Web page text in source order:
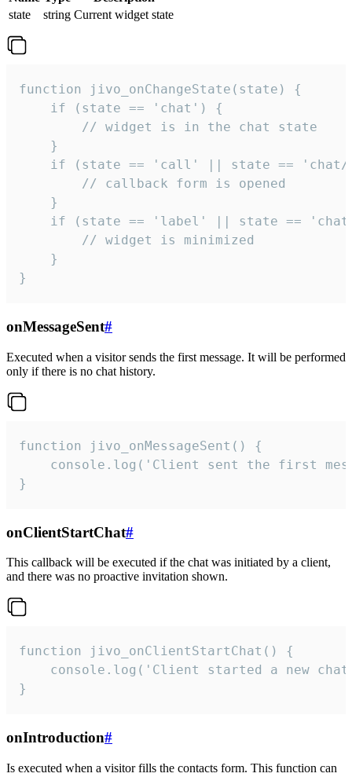
state
string Current widget state
function jivo_onChangeState(state) {
    if (state == 'chat') {
        // widget is in the chat state
    }
if (state == 'call' || state ==
        // callback form is opened
    }
if (state == 'label' || state ==
        // widget is minimized
    }
}
onMessageSent#
Executed when a visitor sends the first message. It will be performed
only if there is no chat history.
function jivo_onMessageSent() {
console.log('Client sent the first
}
onClientStartChat#
This callback will be executed if the chat was initiated by a client,
and there was no proactive invitation shown.
function jivo_onClientStartChat() {
console.log('Client started a new
}
onIntroduction#
Is executed when a visitor fills the contacts form. This function can